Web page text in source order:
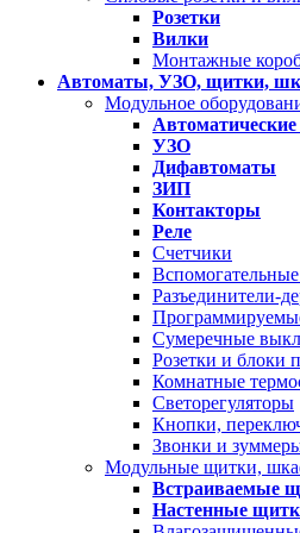
Розетки
Вилки
Монтажные
Автоматы, УЗО, щитки,
Модульное
УЗО
Дифавтоматы
ЗИП
Контакторы
Реле
Счетчики
Вспомогательные
Разъединители-
Сумеречные
Розетки и блоки
Комнатные
Светорегуляторы
Кнопки,
Звонки и
Модульные щитки,
Встраиваемые
Настенные